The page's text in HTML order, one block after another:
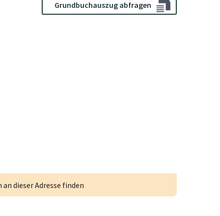
Grundbuchauszug abfragen
dieser Adresse finden